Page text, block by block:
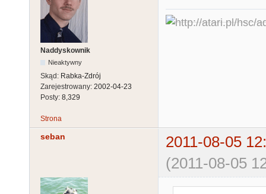
Naddyskownik
Nieaktywny
Skąd: Rabka-Zdrój
Zarejestrowany: 2002-04-23
Posty: 8,329
Strona
seban
2011-08-05
(2011-08-05